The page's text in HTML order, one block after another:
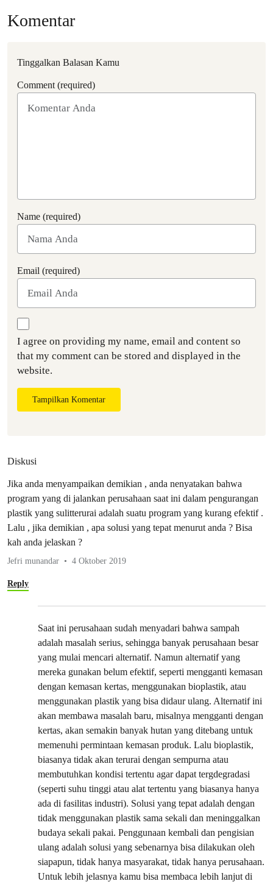
Komentar
Tinggalkan Balasan Kamu
Comment (required)
Name (required)
Email (required)
I agree on providing my name, email and content so
that my comment can be stored and displayed in the
website.
Tampilkan Komentar
Diskusi
Jika anda menyampaikan demikian , anda nenyatakan bahwa
program yang di jalankan perusahaan saat ini dalam pengurangan
plastik yang sulitterurai adalah suatu program yang kurang efektif .
Lalu , jika demikian , apa solusi yang tepat menurut anda ? Bisa
kah anda jelaskan ?
Jefri munandar 4 Oktober 2019
Reply
Saat ini perusahaan sudah menyadari bahwa sampah
adalah masalah serius, sehingga banyak perusahaan besar
yang mulai mencari alternatif. Namun alternatif yang
mereka gunakan belum efektif, seperti mengganti kemasan
dengan kemasan kertas, menggunakan bioplastik, atau
menggunakan plastik yang bisa didaur ulang. Alternatif ini
akan membawa masalah baru, misalnya mengganti dengan
kertas, akan semakin banyak hutan yang ditebang untuk
memenuhi permintaan kemasan produk. Lalu bioplastik,
biasanya tidak akan terurai dengan sempurna atau
membutuhkan kondisi tertentu agar dapat tergdegradasi
(seperti suhu tinggi atau alat tertentu yang biasanya hanya
ada di fasilitas industri). Solusi yang tepat adalah dengan
tidak menggunakan plastik sama sekali dan meninggalkan
budaya sekali pakai. Penggunaan kembali dan pengisian
ulang adalah solusi yang sebenarnya bisa dilakukan oleh
siapapun, tidak hanya masyarakat, tidak hanya perusahaan.
Untuk lebih jelasnya kamu bisa membaca lebih lanjut di